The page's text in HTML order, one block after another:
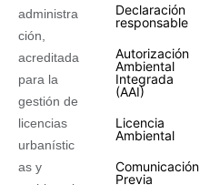
administra
ción,
acreditada
para la
gestión de
licencias
urbanístic
as y
Declaración
responsable
Autorización
Ambiental
Integrada
(AAI)
Licencia
Ambiental
Comunicación
Previa